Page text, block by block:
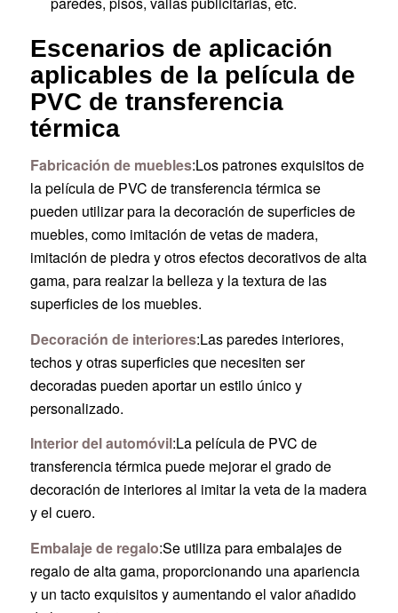
Escenarios de aplicación
aplicables de la película de
PVC de transferencia
térmica
Fabricación de muebles:Los patrones exquisitos de
la película de PVC de transferencia térmica se
pueden utilizar para la decoración de superficies de
muebles, como imitación de vetas de madera,
imitación de piedra y otros efectos decorativos de alta
gama, para realzar la belleza y la textura de las
superficies de los muebles.
Decoración de interiores:Las paredes interiores,
techos y otras superficies que necesiten ser
decoradas pueden aportar un estilo único y
personalizado.
Interior del automóvil:La película de PVC de
transferencia térmica puede mejorar el grado de
decoración de interiores al imitar la veta de la madera
y el cuero.
Embalaje de regalo:Se utiliza para embalajes de
regalo de alta gama, proporcionando una apariencia
y un tacto exquisitos y aumentando el valor añadido